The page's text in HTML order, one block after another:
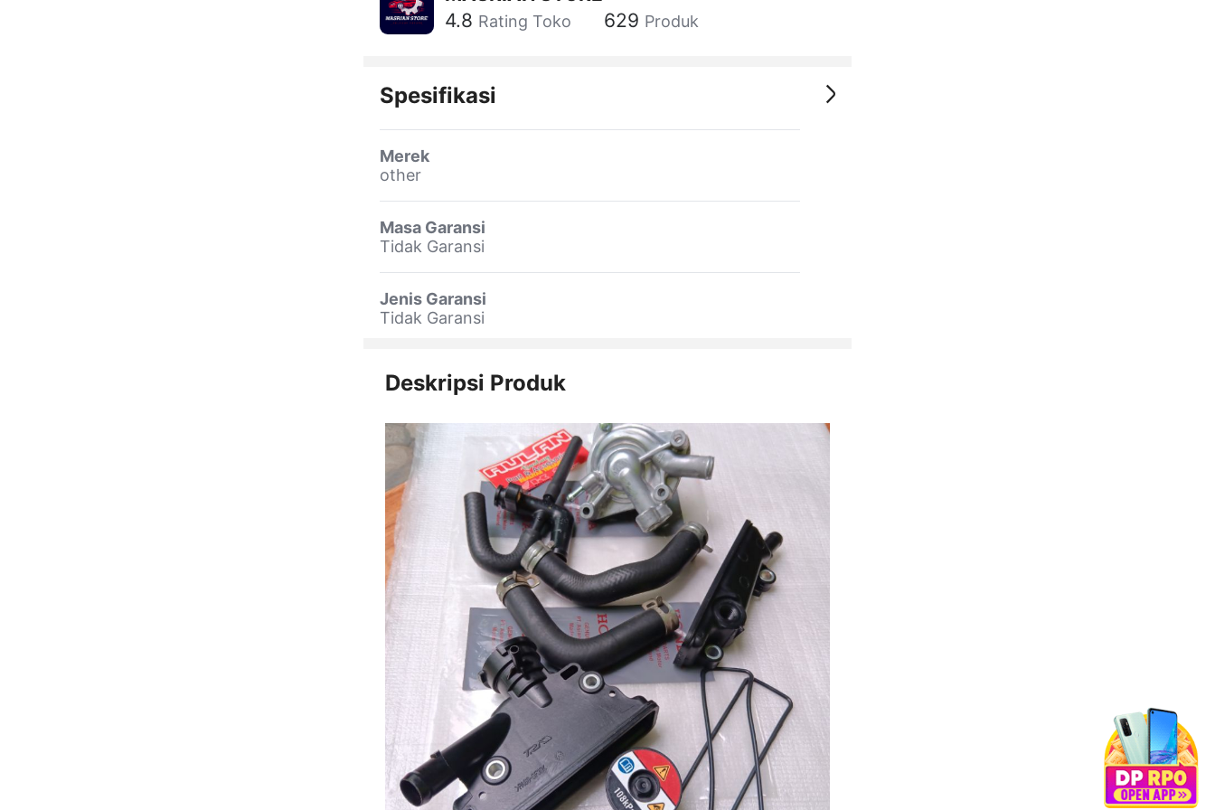
4.8 Rating Toko 629 Produk
Spesifikasi
Merek
other
Masa Garansi
Tidak Garansi
Jenis Garansi
Tidak Garansi
Deskripsi Produk